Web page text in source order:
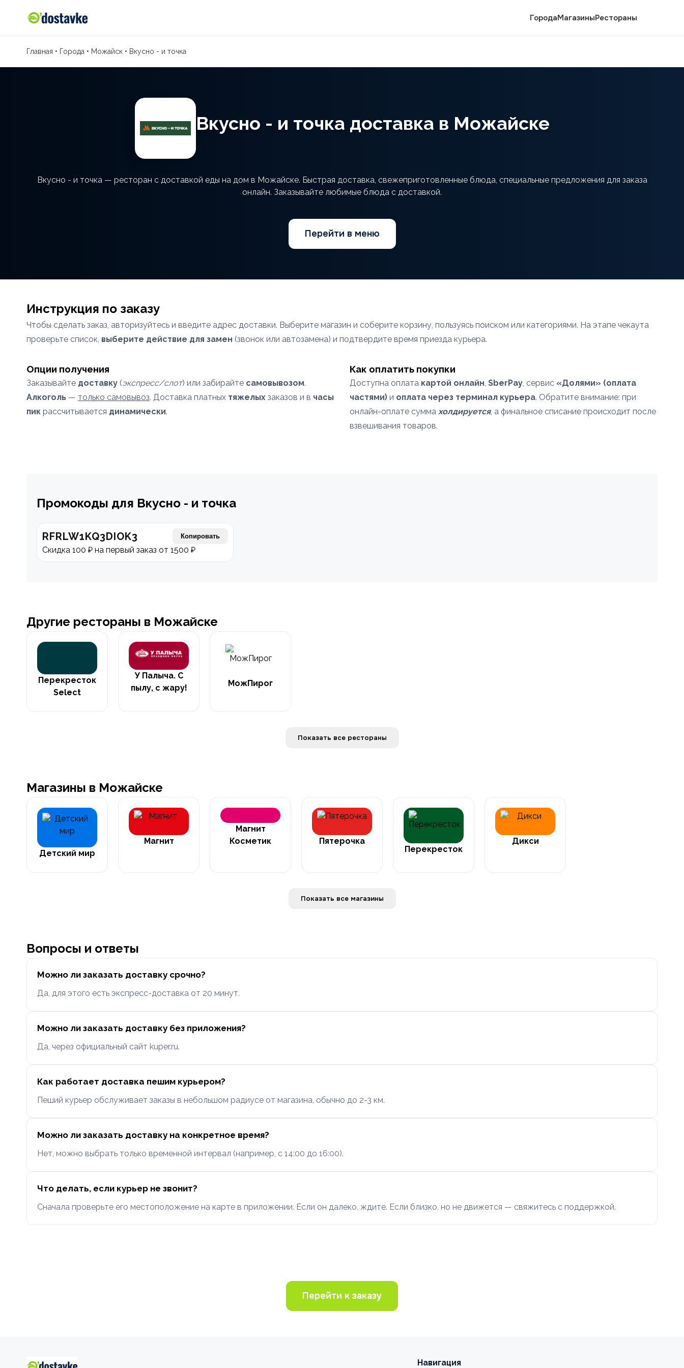
ГородаМагазиныРестораны
Главная • Города • Можайск • Вкусно - и точка
Вкусно - и точка доставка в Можайске
Вкусно - и точка — ресторан с доставкой еды на дом в Можайске. Быстрая доставка, свежеприготовленные блюда, специальные предложения для заказа
онлайн. Заказывайте любимые блюда с доставкой.
Перейти в меню
Инструкция по заказу
Чтобы сделать заказ, авторизуйтесь и введите адрес доставки. Выберите магазин и соберите корзину, пользуясь поиском или категориями. На этапе чекаута
проверьте список, выберите действие для замен (звонок или автозамена) и подтвердите время приезда курьера.
Опции получения
Заказывайте доставку (экспресс/слот) или забирайте самовывозом.
Алкоголь — только самовывоз. Доставка платных тяжелых заказов и в часы
пик рассчитывается динамически.
Как оплатить покупки
Доступна оплата картой онлайн, SberPay, сервис «Долями» (оплата
частями) и оплата через терминал курьера. Обратите внимание: при
онлайн-оплате сумма холдируется, а финальное списание происходит после
взвешивания товаров.
Промокоды для Вкусно - и точка
RFRLW1KQ3DIOK3 Копировать
Скидка 100 ₽ на первый заказ от 1500 ₽
Другие рестораны в Можайске
Перекресток
Select
У Палыча. С
пылу, с жару!
МожПирог
Показать все рестораны
Магазины в Можайске
Детский мир
Магнит
Магнит
Косметик
Пятерочка
Перекресток
Дикси
Показать все магазины
Вопросы и ответы
Можно ли заказать доставку срочно?
Да, для этого есть экспресс-доставка от 20 минут.
Можно ли заказать доставку без приложения?
Да, через официальный сайт kuper.ru.
Как работает доставка пешим курьером?
Пеший курьер обслуживает заказы в небольшом радиусе от магазина, обычно до 2-3 км.
Можно ли заказать доставку на конкретное время?
Нет, можно выбрать только временной интервал (например, с 14:00 до 16:00).
Что делать, если курьер не звонит?
Сначала проверьте его местоположение на карте в приложении. Если он далеко, ждите. Если близко, но не движется — свяжитесь с поддержкой.
Перейти к заказу
Навигация